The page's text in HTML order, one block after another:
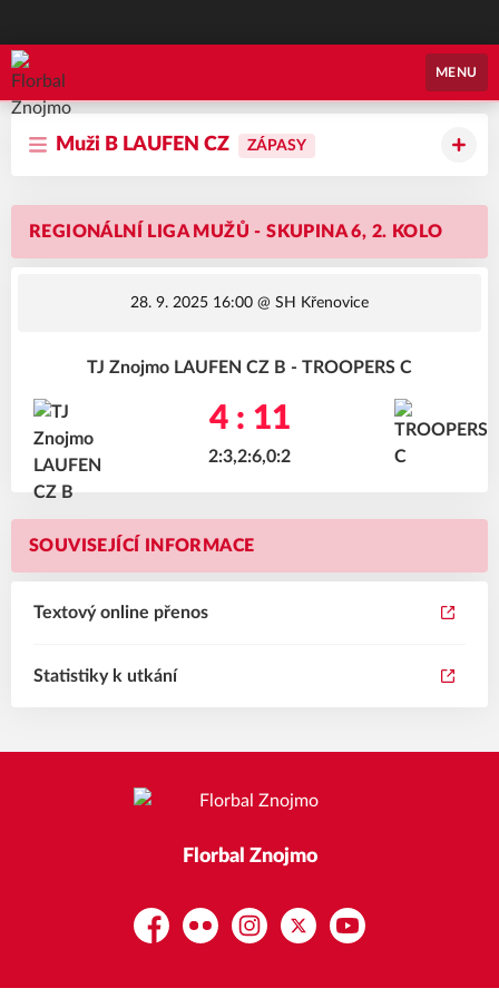
Florbal Znojmo
MENU
Muži B LAUFEN CZ ZÁPASY
REGIONÁLNÍ LIGA MUŽŮ - SKUPINA 6, 2. KOLO
28. 9. 2025 16:00 @ SH Křenovice
TJ Znojmo LAUFEN CZ B - TROOPERS C
4 : 11
2:3,2:6,0:2
SOUVISEJÍCÍ INFORMACE
Textový online přenos
Statistiky k utkání
Florbal Znojmo
FacebookFlickr InstagramPlatform X
YouTube